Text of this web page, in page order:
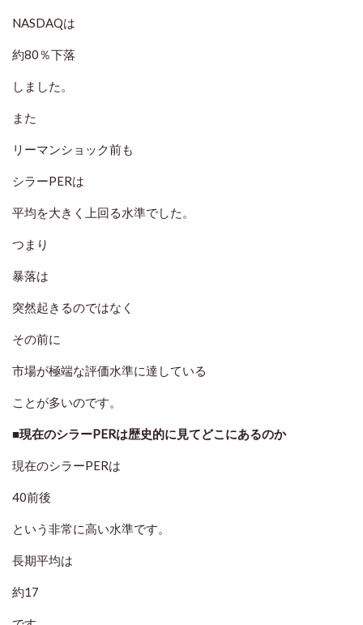
NASDAQは
約80％下落
しました。
また
リーマンショック前も
シラーPERは
平均を大きく上回る水準でした。
つまり
暴落は
突然起きるのではなく
その前に
市場が極端な評価水準に達している
ことが多いのです。
■現在のシラーPERは歴史的に見てどこにあるのか
現在のシラーPERは
40前後
という非常に高い水準です。
長期平均は
約17